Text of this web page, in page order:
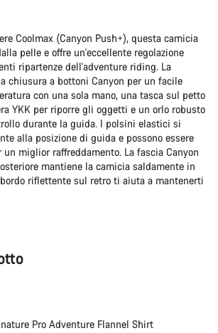
Coolmax (Canyon Push+), questa camicia
pelle e offre un'eccellente regolazione
ripartenze dell'adventure riding. La
chiusura a bottoni Canyon per un facile
con una sola mano, una tasca sul petto
YKK per riporre gli oggetti e un orlo robusto
durante la guida. I polsini elastici si
alla posizione di guida e possono essere
miglior raffreddamento. La fascia Canyon
mantiene la camicia saldamente in
riflettente sul retro ti aiuta a mantenerti
Pro Adventure Flannel Shirt